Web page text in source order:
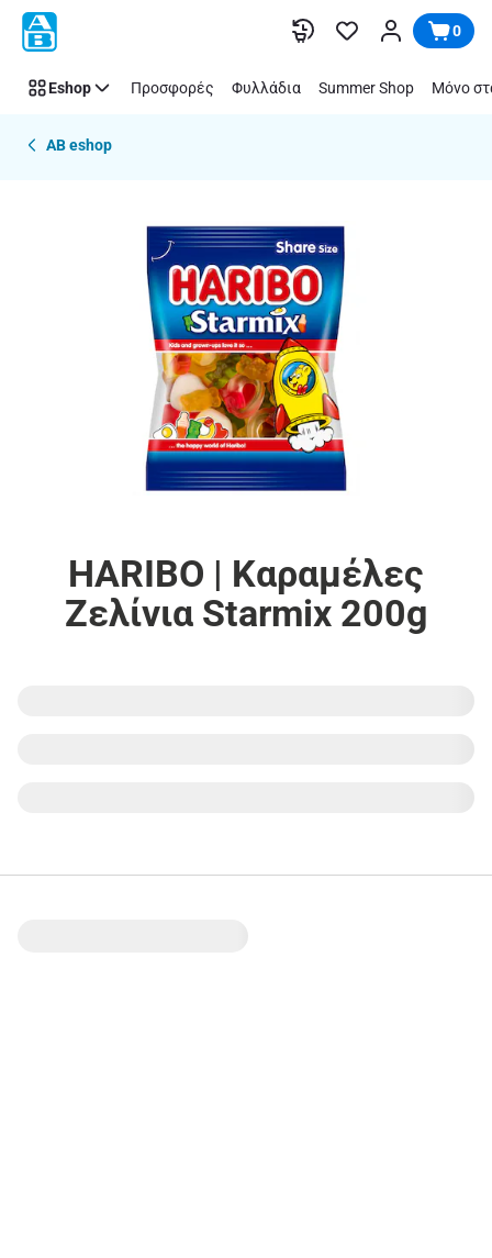
Παράλειψη 0
Eshop Προσφορές Φυλλάδια Summer Shop Μόνο
AB eshop
HARIBO | Καραμέλες
Ζελίνια Starmix 200g